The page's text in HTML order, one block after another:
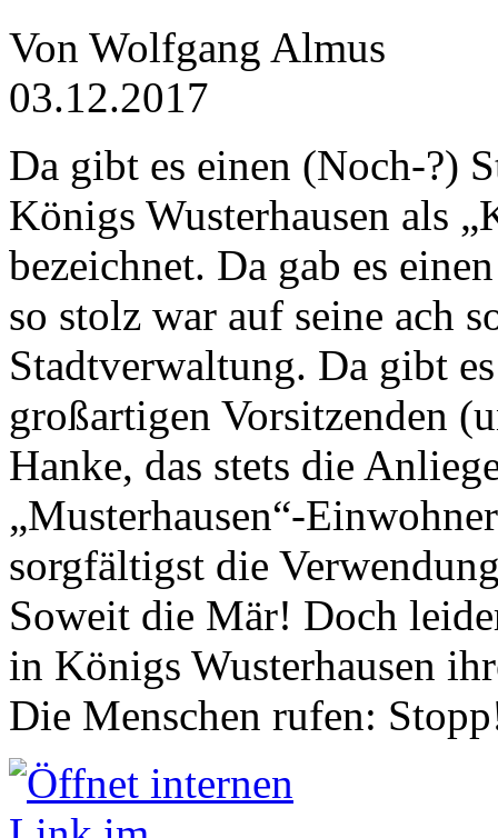
Von Wolfgang Almus
03.12.2017
Da gibt es einen (Noch-?)
Königs Wusterhausen als
bezeichnet. Da gab es
so stolz war auf seine ach
Stadtverwaltung. Da gibt
großartigen Vorsitzenden
Hanke, das stets die
„Musterhausen“-
sorgfältigst die
Soweit die Mär! Doch
in Königs Wusterhausen
Die Menschen rufen: